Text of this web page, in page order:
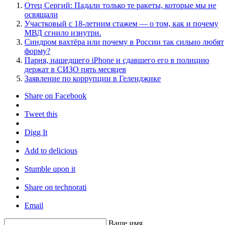
Отец Сергий: Падали только те ракеты, которые мы не
освящали
Участковый с 18-летним стажем — о том, как и почему
МВД сгнило изнутри.
Синдром вахтёра или почему в России так сильно любят
форму?
Парня, нашедшего iPhone и сдавшего его в полицию
держат в СИЗО пять месяцев
Заявление по коррупции в Геленджике
Share on Facebook
Tweet this
Digg It
Add to delicious
Stumble upon it
Share on technorati
Email
Ваше имя.